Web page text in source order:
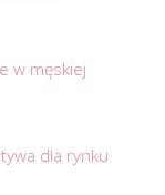
w męskiej
dla rynku